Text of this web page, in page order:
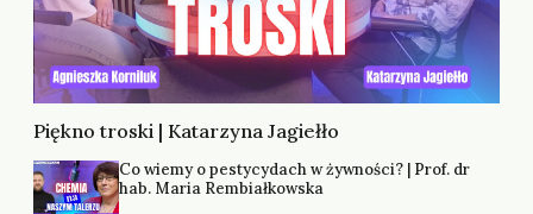
Piękno troski | Katarzyna Jagiełło
Co wiemy o pestycydach w żywności? | Prof. dr
hab. Maria Rembiałkowska